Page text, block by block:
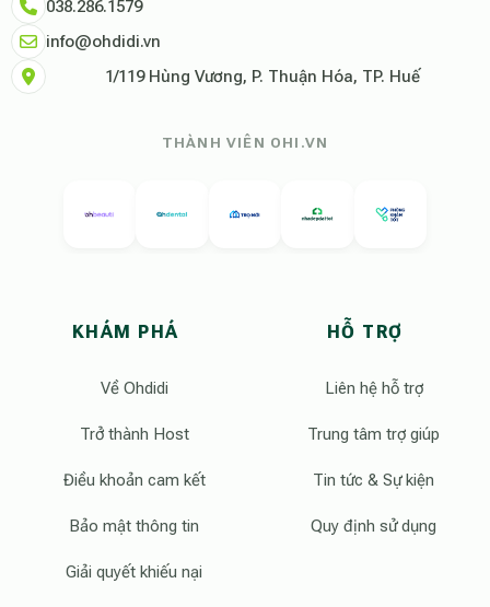
038.286.1579
info@ohdidi.vn
1/119 Hùng Vương, P. Thuận Hóa, TP. Huế
THÀNH VIÊN OHI.VN
KHÁM PHÁ
Về Ohdidi
Trở thành Host
Điều khoản cam kết
Bảo mật thông tin
Giải quyết khiếu nại
HỖ TRỢ
Liên hệ hỗ trợ
Trung tâm trợ giúp
Tin tức & Sự kiện
Quy định sử dụng